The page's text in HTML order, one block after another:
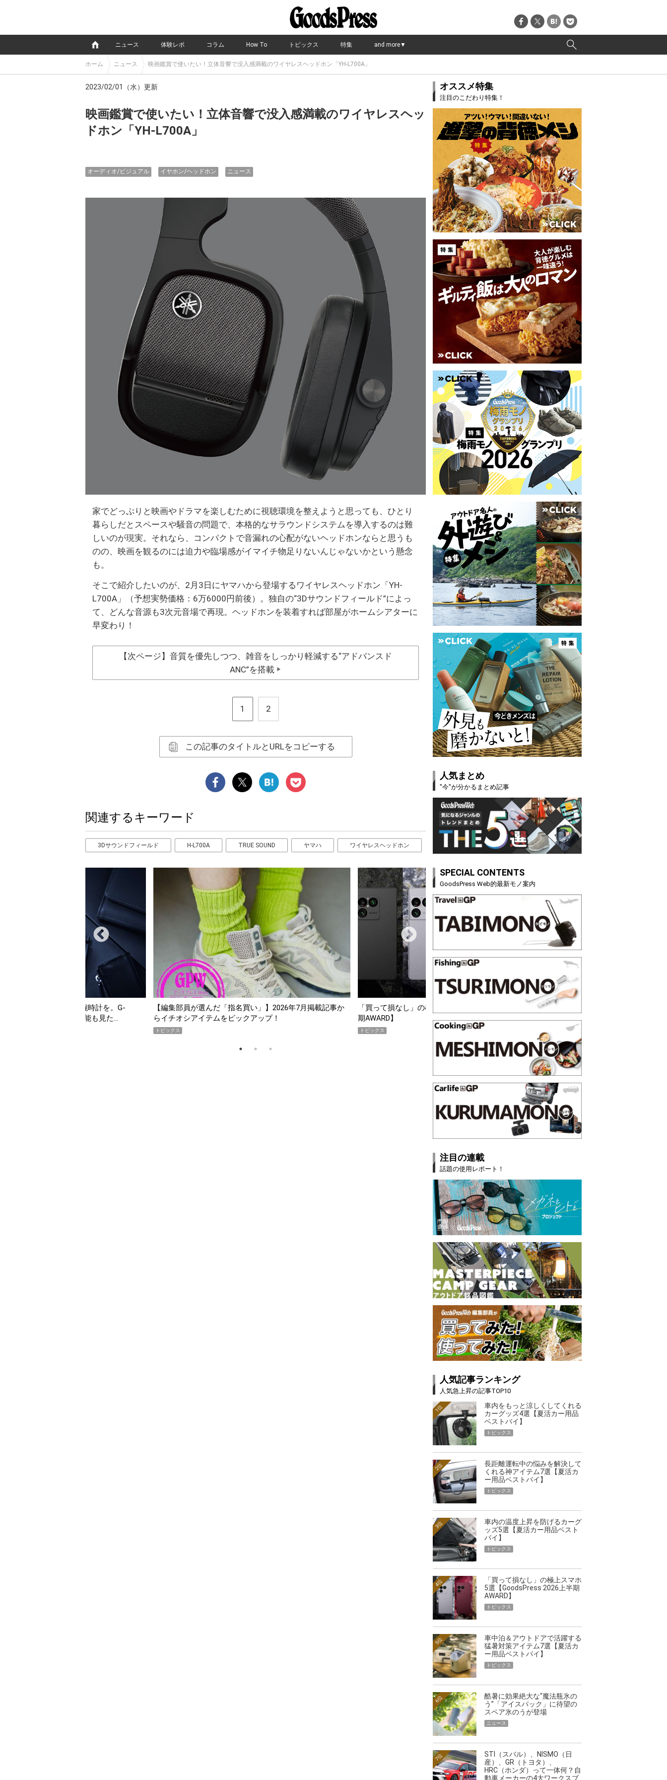
ニュース 体験レポ コラム How To トピックス 特集 and more▼
ホーム ニュース 映画鑑賞で使いたい！立体音響で没入感満載のワイヤレスヘッドホン「YH-L700A」
2023/02/01（水）更新
映画鑑賞で使いたい！立体音響で没入感満載のワイヤレスヘッ
ドホン「YH-L700A」
オーディオ/ビジュアル イヤホン/ヘッドホン ニュース
家でどっぷりと映画やドラマを楽しむために視聴環境を整えようと思っても、ひとり
暮らしだとスペースや騒音の問題で、本格的なサラウンドシステムを導入するのは難
しいのが現実。それなら、コンパクトで音漏れの心配がないヘッドホンならと思うも
のの、映画を観るのには迫力や臨場感がイマイチ物足りないんじゃないかという懸念
も。
そこで紹介したいのが、2月3日にヤマハから登場するワイヤレスヘッドホン「YH-
L700A」（予想実勢価格：6万6000円前後）。独自の“3Dサウンドフィールド”によっ
て、どんな音源も3次元音場で再現。ヘッドホンを装着すれば部屋がホームシアターに
早変わり！
【次ページ】音質を優先しつつ、雑音をしっかり軽減する“アドバンスド
ANC”を搭載 ▶
1 2
この記事のタイトルとURLをコピーする
関連するキーワード
3Dサウンドフィールド H-L700A TRUE SOUND ヤマハ ワイヤレスヘッドホン
夏こそ“映える”タフな腕時計を。G-
」は本当に機能も見た…
【編集部員が選んだ「指名買い」】2026年7月掲載記事か
らイチオシアイテムをピックアップ！
トピックス
「買って損なし」の極上スマホ5選【GoodsPress 2026上半
期AWARD】
トピックス
SHOCK「GRAVITYMASTER」
PR
オススメ特集
注目のこだわり特集！
人気まとめ
"今"が分かるまとめ記事
SPECIAL CONTENTS
GoodsPress Web的最新モノ案内
注目の連載
話題の使用レポート！
人気記事ランキング
人気急上昇の記事TOP10
車内をもっと涼しくしてくれる
カーグッズ4選【夏活カー用品
ベストバイ】
1位
トピックス
長距離運転中の悩みを解決して
くれる神アイテム7選【夏活カ
ー用品ベストバイ】
2位
トピックス
車内の温度上昇を防げるカーグ
ッズ5選【夏活カー用品ベスト
バイ】
3位
トピックス
「買って損なし」の極上スマホ
5選【GoodsPress 2026上半期
AWARD】
4位
トピックス
車中泊＆アウトドアで活躍する
猛暑対策アイテム7選【夏活カ
ー用品ベストバイ】
5位
トピックス
酷暑に効果絶大な“魔法瓶氷の
う”「アイスパック」に待望の
スペア氷のうが登場
6位
ニュース
STI（スバル）、NISMO（日
産）、GR（トヨタ）、
HRC（ホンダ）って一体何？自
動車メーカーの4大ワークスブ
7位